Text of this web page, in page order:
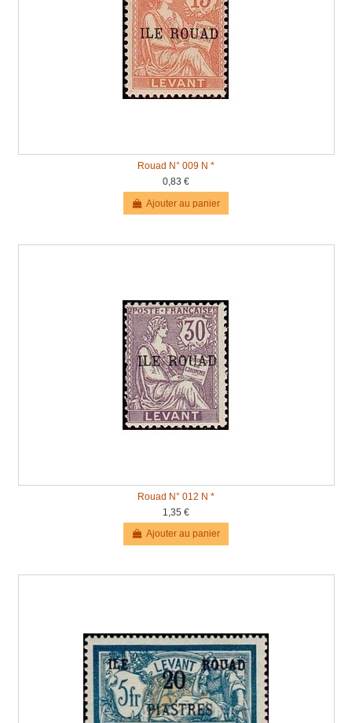
Rouad N° 009 N *
0,83 €
Ajouter au panier
Rouad N° 012 N *
1,35 €
Ajouter au panier